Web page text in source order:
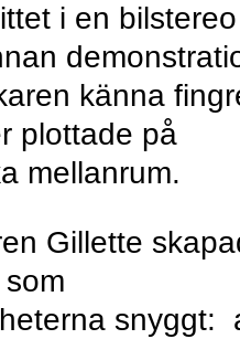
i en bilstereo
känna
plottade på
mellanrum.
Gillette
snyggt: